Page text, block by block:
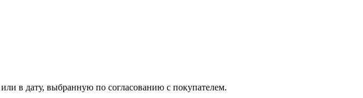
в дату, выбранную по согласованию с покупателем.